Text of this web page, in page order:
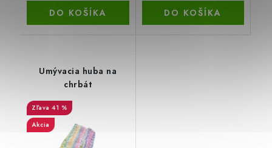
DO KOŠÍKA DO KOŠÍKA
Umývacia huba na
chrbát
41 %
Akcia